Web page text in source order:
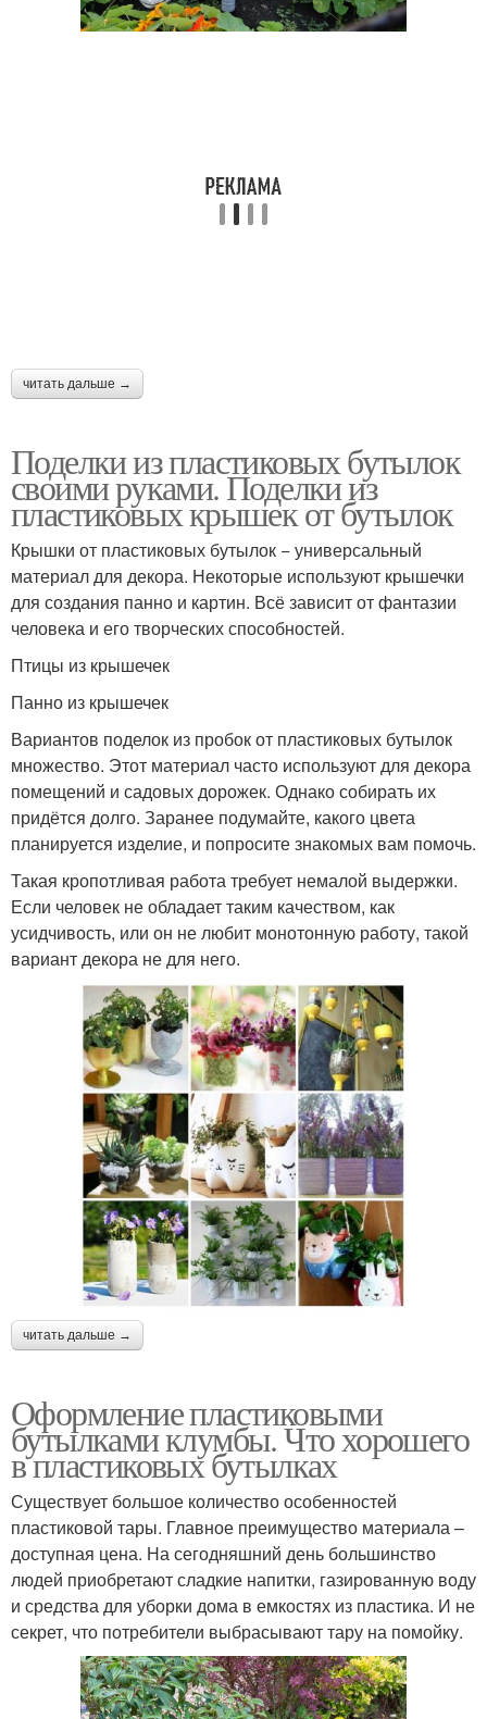
читать дальше →
Поделки из пластиковых бутылок
своими руками. Поделки из
пластиковых крышек от бутылок
Крышки от пластиковых бутылок − универсальный
материал для декора. Некоторые используют крышечки
для создания панно и картин. Всё зависит от фантазии
человека и его творческих способностей.
Птицы из крышечек
Панно из крышечек
Вариантов поделок из пробок от пластиковых бутылок
множество. Этот материал часто используют для декора
помещений и садовых дорожек. Однако собирать их
придётся долго. Заранее подумайте, какого цвета
планируется изделие, и попросите знакомых вам помочь.
Такая кропотливая работа требует немалой выдержки.
Если человек не обладает таким качеством, как
усидчивость, или он не любит монотонную работу, такой
вариант декора не для него.
читать дальше →
Оформление пластиковыми
бутылками клумбы. Что хорошего
в пластиковых бутылках
Существует большое количество особенностей
пластиковой тары. Главное преимущество материала –
доступная цена. На сегодняшний день большинство
людей приобретают сладкие напитки, газированную воду
и средства для уборки дома в емкостях из пластика. И не
секрет, что потребители выбрасывают тару на помойку.